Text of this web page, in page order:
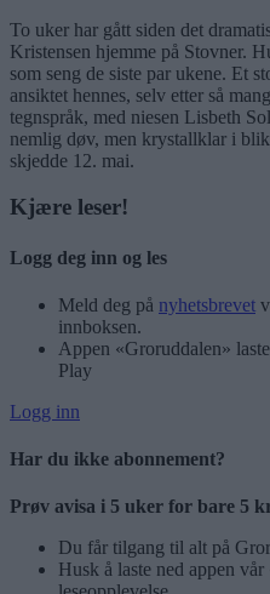
To uker har gått siden det
Kristensen hjemme på Stovner.
som seng de siste par ukene. Et
ansiktet hennes, selv etter så
tegnspråk, med niesen Lisbeth
nemlig døv, men krystallklar i
skjedde 12. mai.
Kjære leser!
Logg deg inn og les
Meld deg på nyhetsbrevet
innboksen.
Appen «Groruddalen»
Play
Logg inn
Har du ikke abonnement?
Prøv avisa i 5 uker for bare 5
Du får tilgang til alt på
Husk å laste ned appen